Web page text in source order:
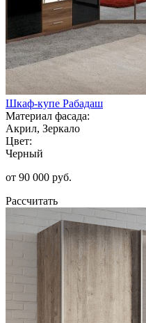
Шкаф-купе Рабадаш
Материал фасада:
Акрил, Зеркало
Цвет:
Черный
от 90 000 руб.
Рассчитать